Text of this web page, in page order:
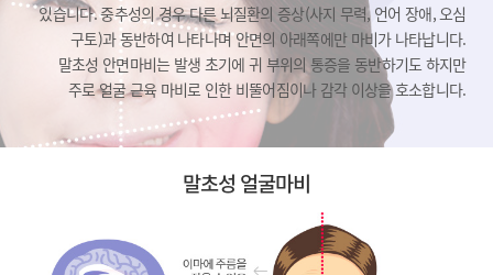
있습니다.중추성의 경우 다른 뇌질환의 증상(사지 무력, 언어 장애, 오심
구토)과 동반하여 나타나며안면의 아래쪽에만 마비가 나타납니다.
말초성 안면마비는 발생 초기에 귀 부위의 통증을 동반하기도 하지만
주로 얼굴 근육 마비로 인한 비뚤어짐이나 감각 이상을 호소합니다.
말초성 얼굴마비